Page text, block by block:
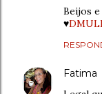
Beijos e
♥
Fatima